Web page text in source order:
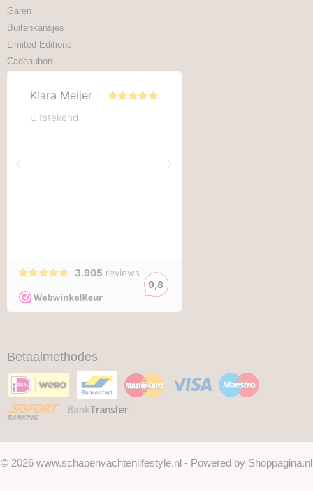
Garen
Buitenkansjes
Limited Editions
Cadeaubon
Betaalmethodes
© 2026 www.schapenvachtenlifestyle.nl - Powered by Shoppagina.nl